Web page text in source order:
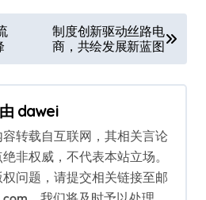
制度创新驱动丝路电
商，共绘发展新蓝图
由 dawei
容转载自互联网，其相关言论
非权威，不代表本站立场。
问题，请提交相关链接至邮